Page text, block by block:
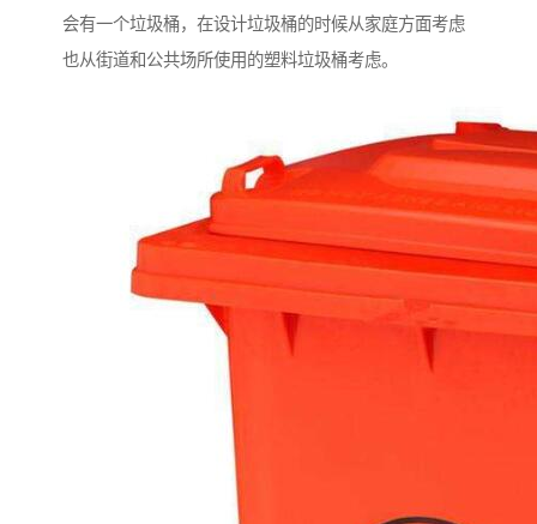
会有一个垃圾桶，在设计垃圾桶的时候从家庭方面考虑
也从街道和公共场所使用的塑料垃圾桶考虑。